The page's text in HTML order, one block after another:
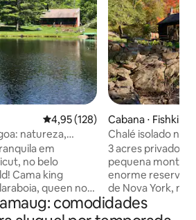
4,95 de uma avaliação média de
4,95 (128)
natureza,
em
no belo
queen no
a lenha e todos os
Cabana ⋅ Fishkill
Chalé isolado no
Beacon e Cold
3 acres privados
pequena
enorme reserva
de Nova York,
bem no interior
avaliações de 5
comodidades